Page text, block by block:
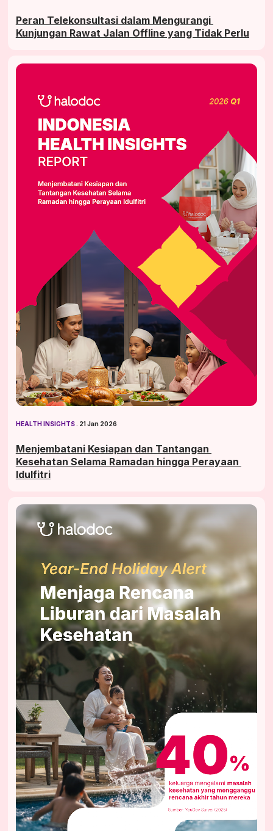
Peran Telekonsultasi dalam Mengurangi
Kunjungan Rawat Jalan Offline yang Tidak Perlu
HEALTH INSIGHTS . 21 Jan 2026
Menjembatani Kesiapan dan Tantangan
Kesehatan Selama Ramadan hingga Perayaan
Idulfitri